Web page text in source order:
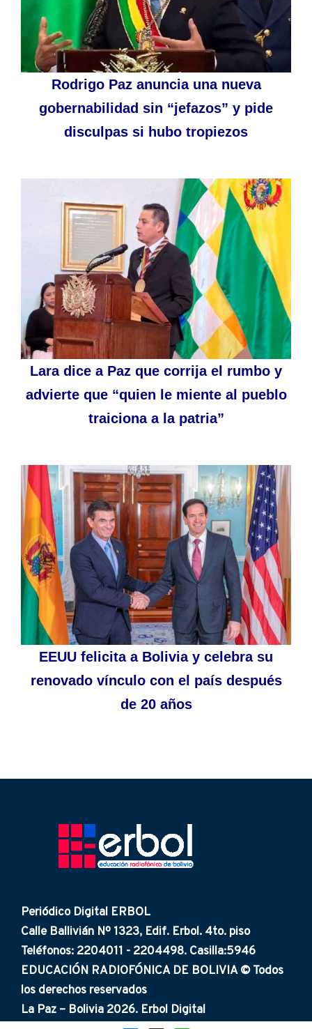
Rodrigo Paz anuncia una nueva
gobernabilidad sin “jefazos” y pide
disculpas si hubo tropiezos
Lara dice a Paz que corrija el rumbo y
advierte que “quien le miente al pueblo
traiciona a la patria”
EEUU felicita a Bolivia y celebra su
renovado vínculo con el país después
de 20 años
Periódico Digital ERBOL
Calle Ballivián Nº 1323, Edif. Erbol. 4to. piso
Teléfonos: 2204011 - 2204498. Casilla:5946
EDUCACIÓN RADIOFÓNICA DE BOLIVIA © Todos
los derechos reservados
La Paz – Bolivia 2026. Erbol Digital